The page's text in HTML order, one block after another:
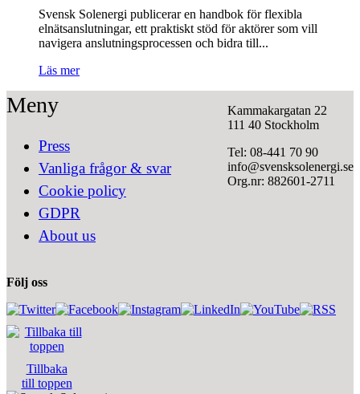
Svensk Solenergi publicerar en handbok för flexibla
elnätsanslutningar, ett praktiskt stöd för aktörer som vill
navigera anslutningsprocessen och bidra till...
Läs mer
Meny
Press
Vanliga frågor & svar
Cookie policy
GDPR
About us
Kammakargatan 22
111 40 Stockholm
Tel: 08-441 70 90
info@svensksolenergi.se
Org.nr: 882601-2711
Följ oss
Tillbaka
till toppen